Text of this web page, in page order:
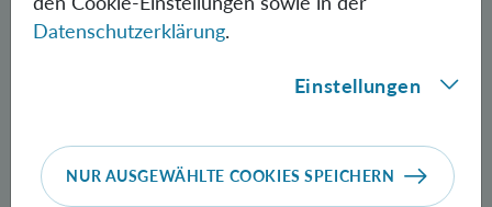
Datenschutzerklärung.
Einstellungen
NUR AUSGEWÄHLTE COOKIES SPEICHERN